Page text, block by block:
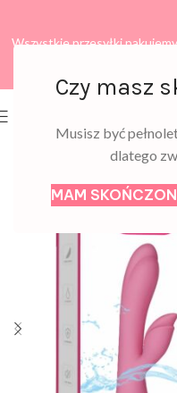
Czy masz
Musisz być
dlatego
MAM
Wszystkie przesyłki